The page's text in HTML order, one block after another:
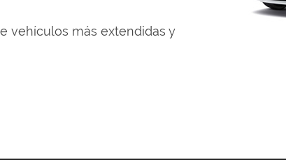
vehículos más extendidas y